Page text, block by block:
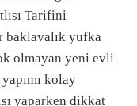
Tarifini
baklavalık yufka
olmayan yeni evli
kolay
yaparken dikkat